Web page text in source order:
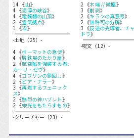
14 《山》
4 《泥濘の峡谷》
4 《竜髑髏の山頂》
2 《霊気拠点》
1 《沼》
-土地（25）-
4 《ボーマットの急使》
4 《屑鉄場のたかり屋》
2 《航空船を強襲する者、
カーリ・ゼヴ》
4 《ゴブリンの鎖回し》
2 《ピア・ナラー》
3 《再燃するフェニック
ス》
2 《熱烈の神ハゾレト》
2 《栄光をもたらすもの》
-クリーチャー（23）-
2 《木端 // 微塵》
3 《削剥》
2 《キランの真意号》
2 《無許可の分解》
3 《反逆の先導者、チ
ドラ》
-呪文（12）-